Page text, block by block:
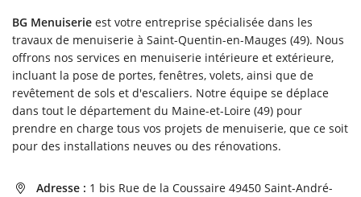
utilisantle formulaire de désinscription.
Inscription
BG Menuiserie est votre entreprise spécialisée dans les
travaux de menuiserie à Saint-Quentin-en-Mauges (49). Nous
offrons nos services en menuiserie intérieure et extérieure,
incluant la pose de portes, fenêtres, volets, ainsi que de
revêtement de sols et d'escaliers. Notre équipe se déplace
dans tout le département du Maine-et-Loire (49) pour
prendre en charge tous vos projets de menuiserie, que ce soit
pour des installations neuves ou des rénovations.
 Adresse : 1 bis Rue de la Coussaire 49450 Saint-André-